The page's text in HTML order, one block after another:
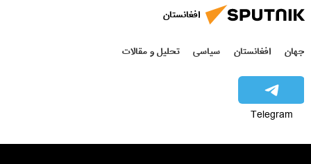
افغانستان
جهان افغانستان سیاسی تحلیل و مقالات
Telegram